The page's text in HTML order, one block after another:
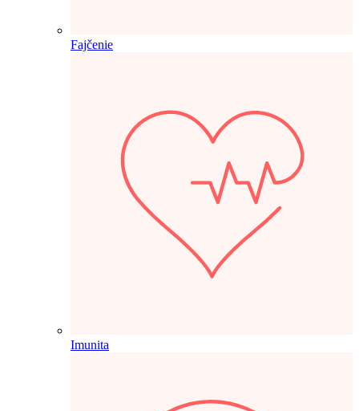
Fajčenie
Imunita